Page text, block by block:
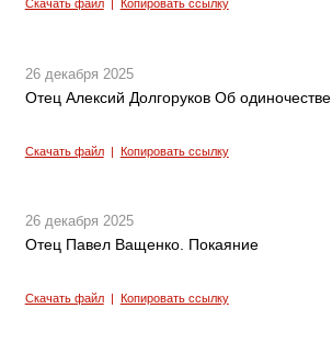
Скачать файл| Копировать ссылку
26 декабря 2025
Отец Алексий Долгоруков Об одиночестве
Скачать файл| Копировать ссылку
26 декабря 2025
Отец Павел Ващенко. Покаяние
Скачать файл| Копировать ссылку